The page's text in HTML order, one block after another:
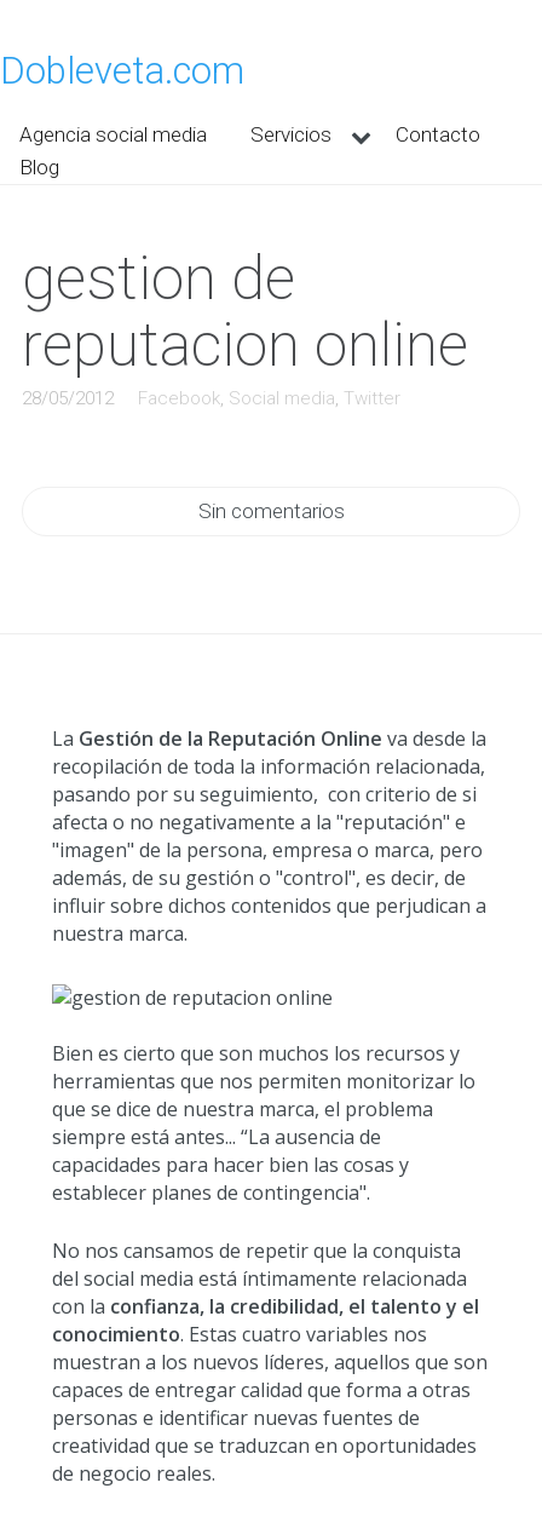
Dobleveta.com
Agencia social media Servicios
Contacto
Blog
gestion de
reputacion online
28/05/2012 Facebook, Social media, Twitter
Sin comentarios
La Gestión de la Reputación Online va desde la
recopilación de toda la información relacionada,
pasando por su seguimiento, con criterio de si
afecta o no negativamente a la "reputación" e
"imagen" de la persona, empresa o marca, pero
además, de su gestión o "control", es decir, de
influir sobre dichos contenidos que perjudican a
nuestra marca.
Bien es cierto que son muchos los recursos y
herramientas que nos permiten monitorizar lo
que se dice de nuestra marca, el problema
siempre está antes... “La ausencia de
capacidades para hacer bien las cosas y
establecer planes de contingencia".
No nos cansamos de repetir que la conquista
del social media está íntimamente relacionada
con la confianza, la credibilidad, el talento y el
conocimiento. Estas cuatro variables nos
muestran a los nuevos líderes, aquellos que son
capaces de entregar calidad que forma a otras
personas e identificar nuevas fuentes de
creatividad que se traduzcan en oportunidades
de negocio reales.